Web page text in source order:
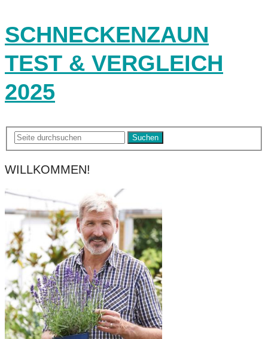
SCHNECKENZAUN
TEST & VERGLEICH
2025
Suchen
WILLKOMMEN!